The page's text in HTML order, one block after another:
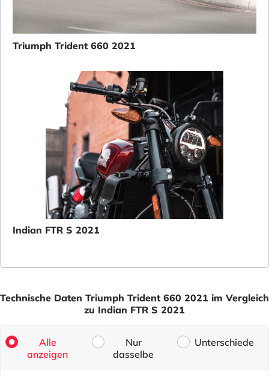
Triumph Trident 660 2021
Indian FTR S 2021
Technische Daten Triumph Trident 660 2021 im Vergleich
zu Indian FTR S 2021
Alle
anzeigen
Nur
dasselbe
Unterschiede